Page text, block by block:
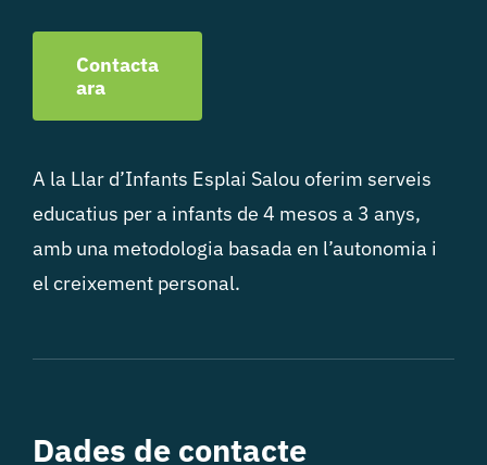
Contacta
ara
A la Llar d’Infants Esplai Salou oferim serveis
educatius per a infants de 4 mesos a 3 anys,
amb una metodologia basada en l’autonomia i
el creixement personal.
Dades de contacte